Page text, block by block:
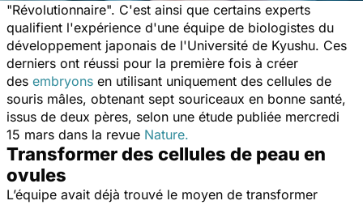
"Révolutionnaire". C'est ainsi que certains experts
qualifient l'expérience d'une équipe de biologistes du
développement japonais de l'Université de Kyushu. Ces
derniers ont réussi pour la première fois à créer
des embryons en utilisant uniquement des cellules de
souris mâles, obtenant sept souriceaux en bonne santé,
issus de deux pères, selon une étude publiée mercredi
15 mars dans la revue Nature.
Transformer des cellules de peau en
ovules
L’équipe avait déjà trouvé le moyen de transformer